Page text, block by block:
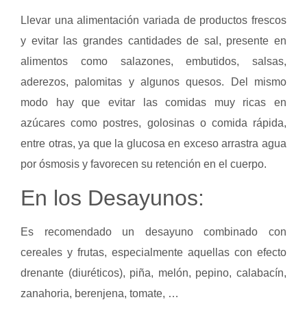
Llevar una alimentación variada de productos frescos
y evitar las grandes cantidades de sal, presente en
alimentos como salazones, embutidos, salsas,
aderezos, palomitas y algunos quesos. Del mismo
modo hay que evitar las comidas muy ricas en
azúcares como postres, golosinas o comida rápida,
entre otras, ya que la glucosa en exceso arrastra agua
por ósmosis y favorecen su retención en el cuerpo.
En los Desayunos:
Es recomendado un desayuno combinado con
cereales y frutas, especialmente aquellas con efecto
drenante (diuréticos), piña, melón, pepino, calabacín,
zanahoria, berenjena, tomate, …